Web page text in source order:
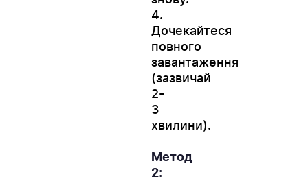
4.
Дочекайтеся
повного
завантаження
(зазвичай
2-
3
хвилини).
Метод
2: